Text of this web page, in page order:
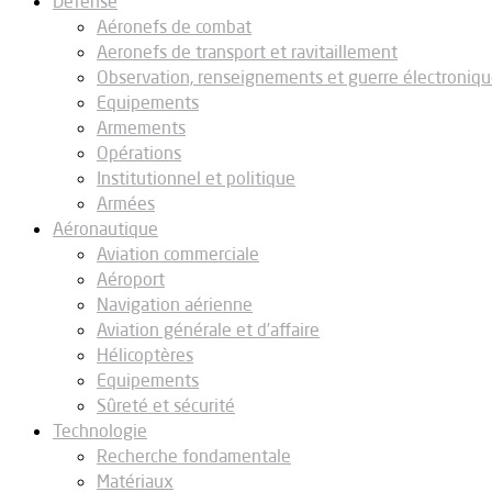
Aéronefs de combat
Aeronefs de transport et ravitaillement
Observation, renseignements et guerre
Equipements
Armements
Opérations
Institutionnel et politique
Armées
Aéronautique
Aviation commerciale
Aéroport
Navigation aérienne
Aviation générale et d’affaire
Hélicoptères
Equipements
Sûreté et sécurité
Technologie
Recherche fondamentale
Matériaux